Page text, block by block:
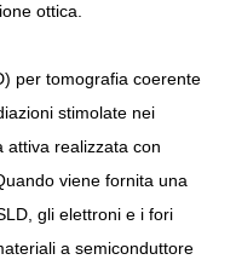
ottica.
per tomografia coerente
stimolate nei
attiva realizzata con
viene fornita una
gli elettroni e i fori
a semiconduttore